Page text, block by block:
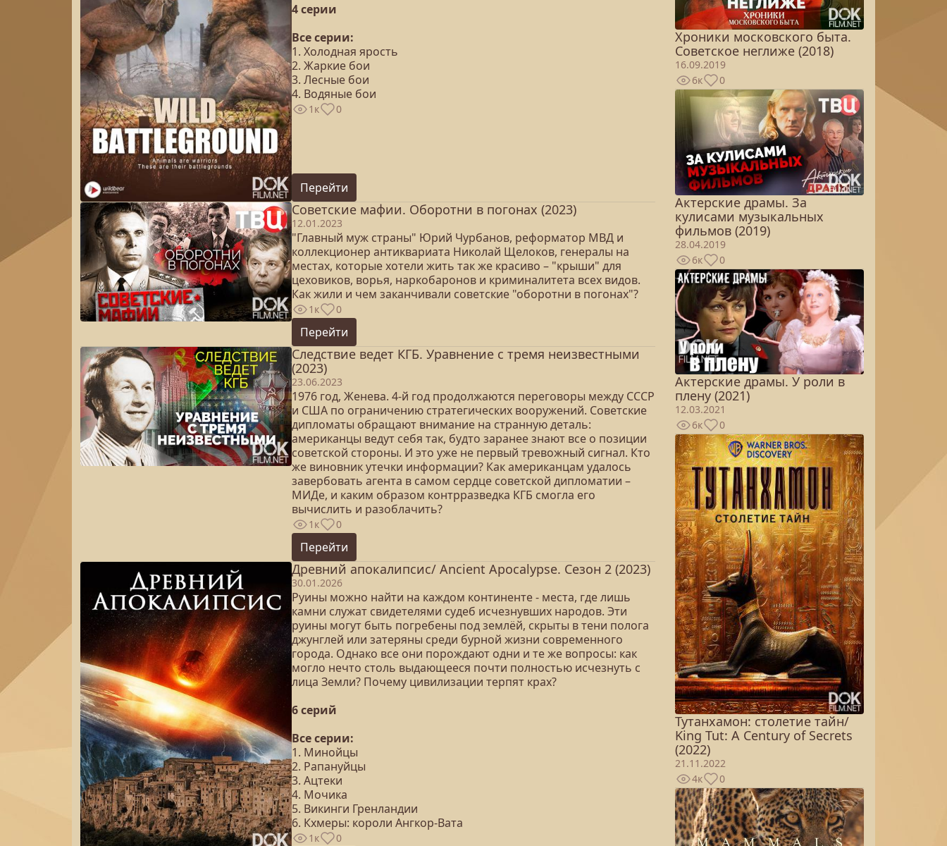
4 серии
Все серии:
1. Холодная ярость
2. Жаркие бои
3. Лесные бои
4. Водяные бои
1к 0
Перейти
Советские мафии. Оборотни в погонах (2023)
12.01.2023
"Главный муж страны" Юрий Чурбанов, реформатор МВД и
коллекционер антиквариата Николай Щелоков, генералы на
местах, которые хотели жить так же красиво – "крыши" для
цеховиков, ворья, наркобаронов и криминалитета всех видов.
Как жили и чем заканчивали советские "оборотни в погонах"?
1к 0
Перейти
Следствие ведет КГБ. Уравнение с тремя неизвестными
(2023)
23.06.2023
1976 год, Женева. 4-й год продолжаются переговоры между СССР
и США по ограничению стратегических вооружений. Советские
дипломаты обращают внимание на странную деталь:
американцы ведут себя так, будто заранее знают все о позиции
советской стороны. И это уже не первый тревожный сигнал. Кто
же виновник утечки информации? Как американцам удалось
завербовать агента в самом сердце советской дипломатии –
МИДе, и каким образом контрразведка КГБ смогла его
вычислить и разоблачить?
1к 0
Перейти
Древний апокалипсис/ Ancient Apocalypse. Сезон 2 (2023)
30.01.2026
Руины можно найти на каждом континенте - места, где лишь
камни служат свидетелями судеб исчезнувших народов. Эти
руины могут быть погребены под землёй, скрыты в тени полога
джунглей или затеряны среди бурной жизни современного
города. Однако все они порождают одни и те же вопросы: как
могло нечто столь выдающееся почти полностью исчезнуть с
лица Земли? Почему цивилизации терпят крах?
6 серий
Все серии:
1. Минойцы
2. Рапануйцы
3. Ацтеки
4. Мочика
5. Викинги Гренландии
6. Кхмеры: короли Ангкор-Вата
1к 0
Хроники московского быта.
Советское неглиже (2018)
16.09.2019
6к
0
Актерские драмы. За
кулисами музыкальных
фильмов (2019)
28.04.2019
6к
0
Актерские драмы. У роли в
плену (2021)
12.03.2021
6к
0
Тутанхамон: столетие тайн/
King Tut: A Century of Secrets
(2022)
21.11.2022
4к
0